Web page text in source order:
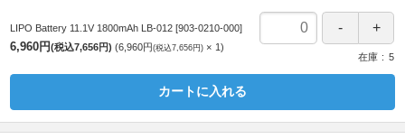
LIPO Battery 11.1V 1800mAh LB-012 [903-0210-000]
6,960円(税込7,656円) 6,960円(税込7,656円)
1
在庫
5
カートに入れる